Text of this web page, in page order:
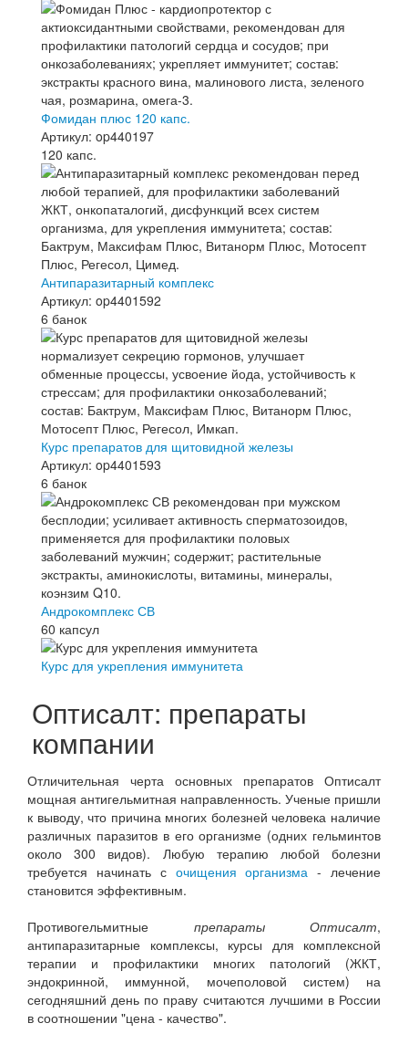
Фомидан плюс 120 капс.
Артикул: op440197
120 капс.
Антипаразитарный комплекс
Артикул: op4401592
6 банок
Курс препаратов для щитовидной железы
Артикул: op4401593
6 банок
Андрокомплекс СВ
60 капсул
Курс для укрепления иммунитета
Оптисалт: препараты
компании
Отличительная черта основных препаратов Оптисалт
мощная антигельмитная направленность. Ученые пришли
к выводу, что причина многих болезней человека наличие
различных паразитов в его организме (одних гельминтов
около 300 видов). Любую терапию любой болезни
требуется начинать с очищения организма - лечение
становится эффективным.
Противогельмитные препараты Оптисалт,
антипаразитарные комплексы, курсы для комплексной
терапии и профилактики многих патологий (ЖКТ,
эндокринной, иммунной, мочеполовой систем) на
сегодняшний день по праву считаются лучшими в России
в соотношении "цена - качество".